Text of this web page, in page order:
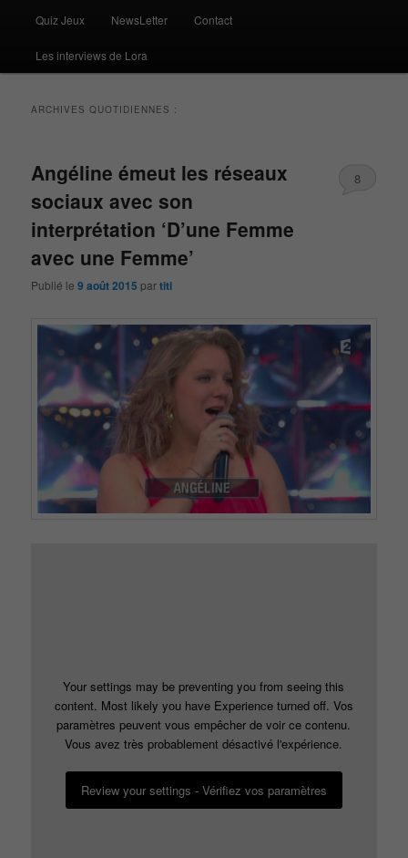
Quiz Jeux NewsLetter Contact
Les interviews de Lora
ARCHIVES QUOTIDIENNES :
Angéline émeut les réseaux
sociaux avec son
interprétation ‘D’une Femme
avec une Femme’
Publié le9 août 2015 partiti
8
Your settings may be preventing you from seeing this
content. Most likely you have Experience turned off. Vos
paramètres peuvent vous empêcher de voir ce contenu.
Vous avez très probablement désactivé l'expérience.
Review your settings - Vérifiez vos paramètres